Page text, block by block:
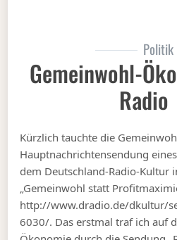
Politik
Gemeinwohl-
Radio
Kürzlich tauchte die
Hauptnachrichtensendung
dem Deutschland-Radio-Kultur
„Gemeinwohl statt
http://www.dradio.de/dkultur/
6030/. Das erstmal traf ich auf